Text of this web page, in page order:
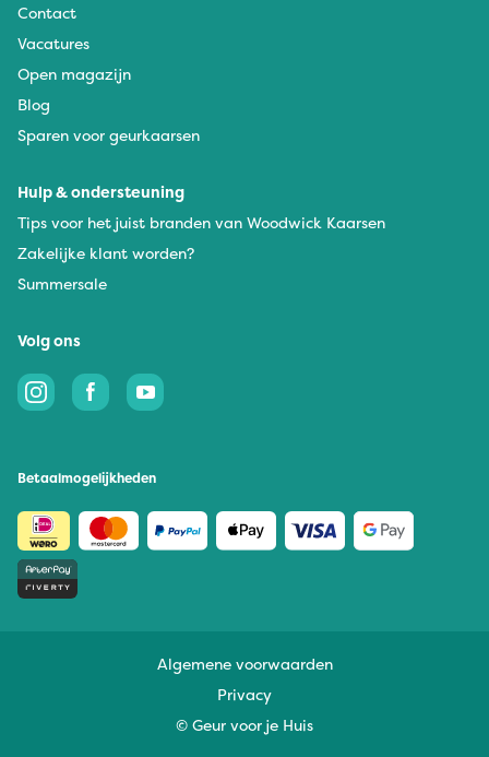
Contact
Vacatures
Open magazijn
Blog
Sparen voor geurkaarsen
Hulp & ondersteuning
Tips voor het juist branden van Woodwick Kaarsen
Zakelijke klant worden?
Summersale
Volg ons
Betaalmogelijkheden
Algemene voorwaarden
Privacy
© Geur voor je Huis